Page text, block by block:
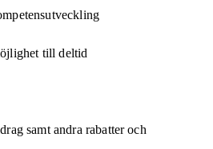
till deltid
samt andra rabatter och